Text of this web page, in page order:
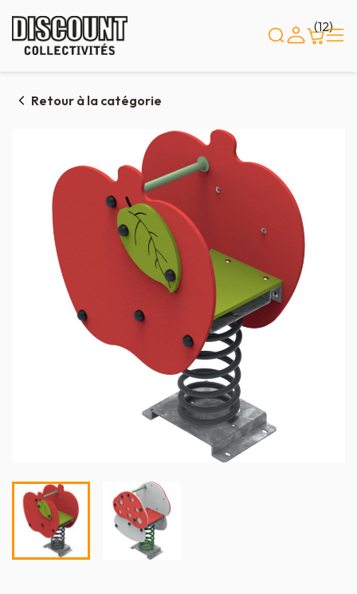
(12)
Retour à la catégorie